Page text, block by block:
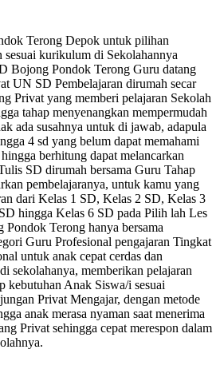
Terong Depok untuk pilihan
sesuai kurikulum di Sekolahannya
Bojong Pondok Terong Guru datang
UN SD Pembelajaran dirumah secar
Privat yang memberi pelajaran Sekolah
tahap menyenangkan mempermudah
ada susahnya untuk di jawab, adapula
4 sd yang belum dapat memahami
berhitung dapat melancarkan
SD dirumah bersama Guru Tahap
pembelajaranya, untuk kamu yang
dari Kelas 1 SD, Kelas 2 SD, Kelas 3
hingga Kelas 6 SD pada Pilih lah Les
Terong hanya bersama
Guru Profesional pengajaran Tingkat
untuk anak cepat cerdas dan
sekolahanya, memberikan pelajaran
kebutuhan Anak Siswa/i sesuai
Privat Mengajar, dengan metode
anak merasa nyaman saat menerima
Privat sehingga cepat merespon dalam